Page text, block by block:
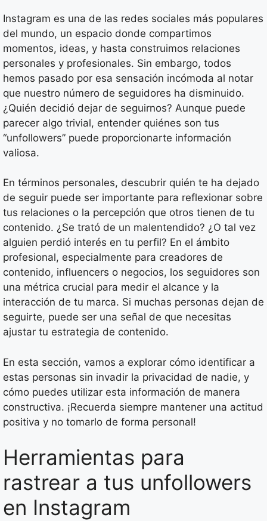
Instagram es una de las redes sociales más populares
del mundo, un espacio donde compartimos
momentos, ideas, y hasta construimos relaciones
personales y profesionales. Sin embargo, todos
hemos pasado por esa sensación incómoda al notar
que nuestro número de seguidores ha disminuido.
¿Quién decidió dejar de seguirnos? Aunque puede
parecer algo trivial, entender quiénes son tus
“unfollowers” puede proporcionarte información
valiosa.
En términos personales, descubrir quién te ha dejado
de seguir puede ser importante para reflexionar sobre
tus relaciones o la percepción que otros tienen de tu
contenido. ¿Se trató de un malentendido? ¿O tal vez
alguien perdió interés en tu perfil? En el ámbito
profesional, especialmente para creadores de
contenido, influencers o negocios, los seguidores son
una métrica crucial para medir el alcance y la
interacción de tu marca. Si muchas personas dejan de
seguirte, puede ser una señal de que necesitas
ajustar tu estrategia de contenido.
En esta sección, vamos a explorar cómo identificar a
estas personas sin invadir la privacidad de nadie, y
cómo puedes utilizar esta información de manera
constructiva. ¡Recuerda siempre mantener una actitud
positiva y no tomarlo de forma personal!
Herramientas para
rastrear a tus unfollowers
en Instagram